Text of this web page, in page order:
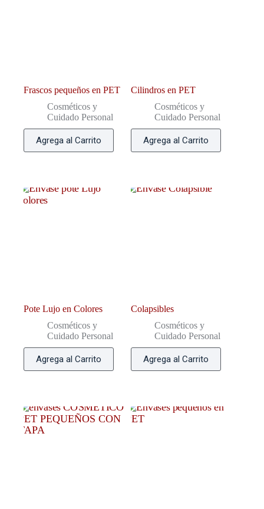
Frascos pequeños en PET
Cosméticos y
Cuidado Personal
Agrega al Carrito
Cilindros en PET
Cosméticos y
Cuidado Personal
Agrega al Carrito
Pote Lujo en Colores
Cosméticos y
Cuidado Personal
Agrega al Carrito
Colapsibles
Cosméticos y
Cuidado Personal
Agrega al Carrito